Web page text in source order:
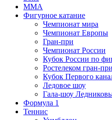
MMA
Фигурное катание
Чемпионат мира
Чемпионат Европы
Гран-при
Чемпионат России
Кубок России по
Ростелеком гран-
Кубок Первого
Ледовое шоу
Гала-шоу
Формула 1
Теннис